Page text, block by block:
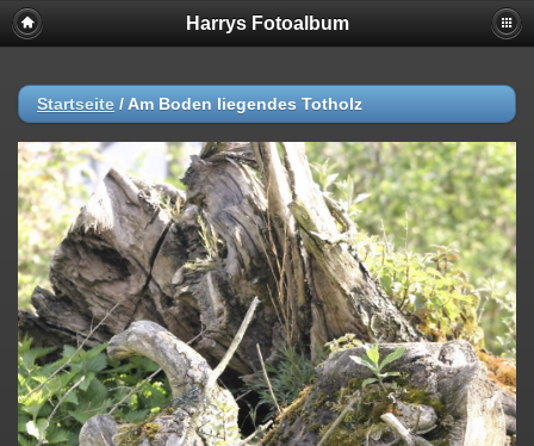
Harrys Fotoalbum
Startseite / Am Boden liegendes Totholz